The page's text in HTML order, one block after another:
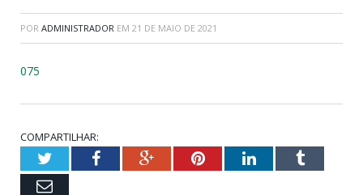
POR ADMINISTRADOR EM 21 DE MAIO DE 2021
075
COMPARTILHAR:
TwitterFacebookGoogle+PinterestLinkedInTumblr
Email